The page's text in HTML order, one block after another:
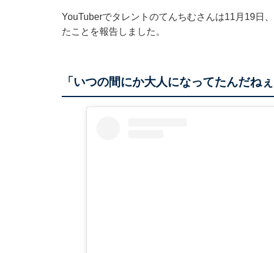
YouTuberでタレントのてんちむさんは11月19日
たことを報告しました。
「いつの間にか大人になってたんだねぇ